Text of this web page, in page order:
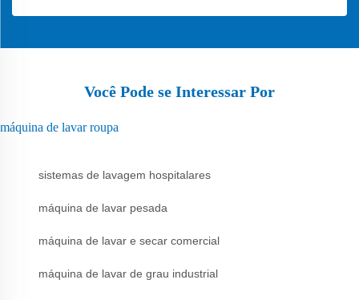
Você Pode se Interessar Por
máquina de lavar roupa
sistemas de lavagem hospitalares
máquina de lavar pesada
máquina de lavar e secar comercial
máquina de lavar de grau industrial